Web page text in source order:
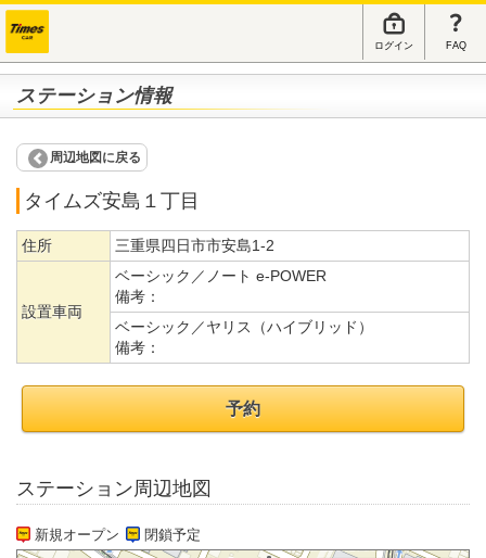
ログイン FAQ
ステーション情報
周辺地図に戻る
タイムズ安島１丁目
住所 三重県四日市市安島1-2
設置車両
ベーシック／ノート e-POWER
備考：
ベーシック／ヤリス（ハイブリッド）
備考：
予約
ステーション周辺地図
新規オープン 閉鎖予定